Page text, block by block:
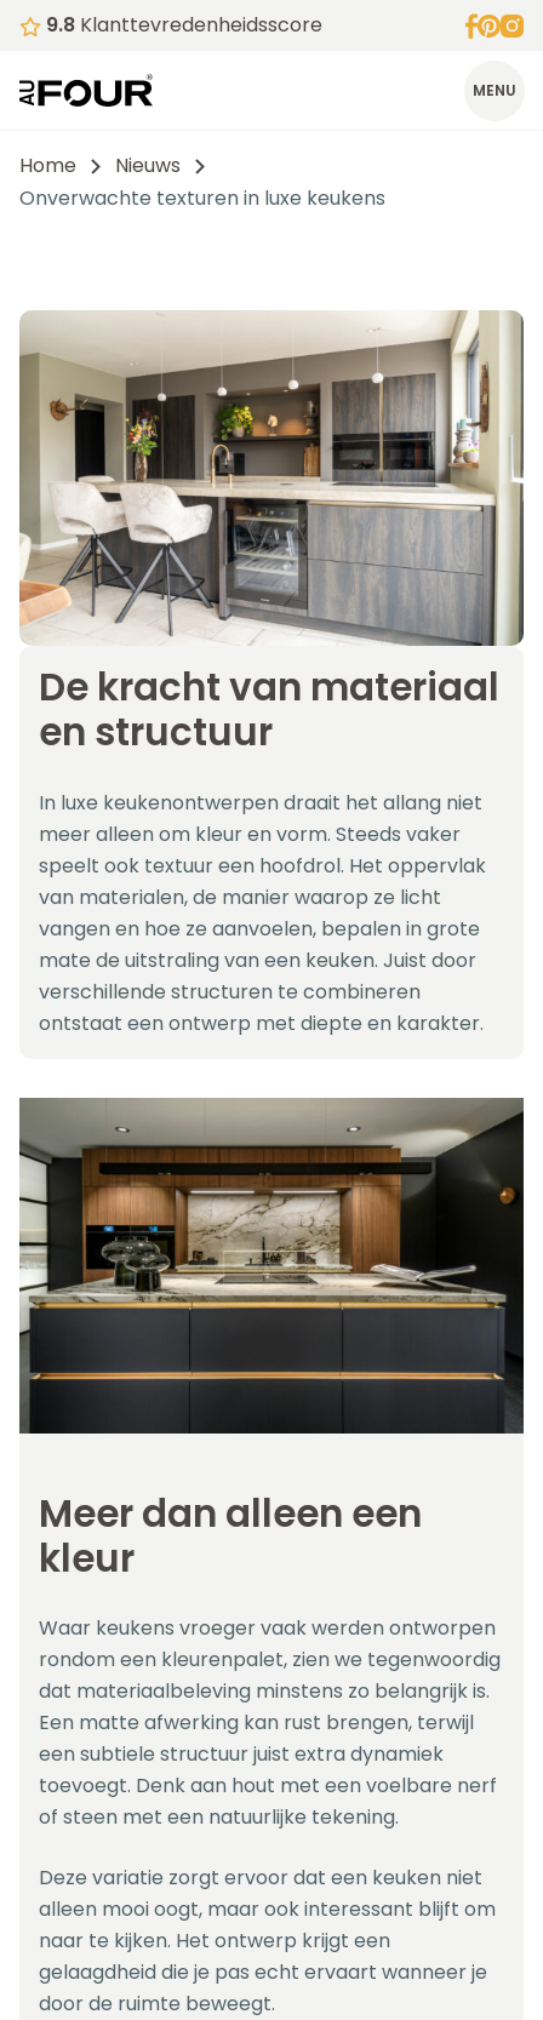
9.8 Klanttevredenheidsscore
MENU
Home
Nieuws
Onverwachte texturen in luxe keukens
De kracht van materiaal
en structuur
In luxe keukenontwerpen draait het allang niet
meer alleen om kleur en vorm. Steeds vaker
speelt ook textuur een hoofdrol. Het oppervlak
van materialen, de manier waarop ze licht
vangen en hoe ze aanvoelen, bepalen in grote
mate de uitstraling van een keuken. Juist door
verschillende structuren te combineren
ontstaat een ontwerp met diepte en karakter.
Meer dan alleen een
kleur
Waar keukens vroeger vaak werden ontworpen
rondom een kleurenpalet, zien we tegenwoordig
dat materiaalbeleving minstens zo belangrijk is.
Een matte afwerking kan rust brengen, terwijl
een subtiele structuur juist extra dynamiek
toevoegt. Denk aan hout met een voelbare nerf
of steen met een natuurlijke tekening.
Deze variatie zorgt ervoor dat een keuken niet
alleen mooi oogt, maar ook interessant blijft om
naar te kijken. Het ontwerp krijgt een
gelaagdheid die je pas echt ervaart wanneer je
door de ruimte beweegt.